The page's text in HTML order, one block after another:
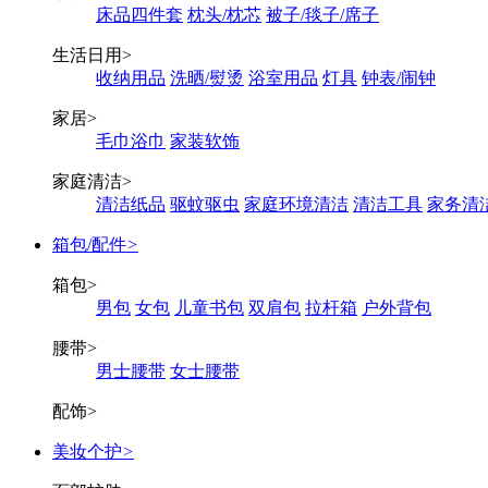
床品四件套 枕头/枕芯 被子/毯子/席子
生活日用>
收纳用品 洗晒/熨烫 浴室用品 灯具 钟表/闹钟
家居>
毛巾浴巾 家装软饰
家庭清洁>
清洁纸品 驱蚊驱虫 家庭环境清洁 清洁工具 家务清
箱包/配件>
箱包>
男包 女包 儿童书包 双肩包 拉杆箱 户外背包
腰带>
男士腰带 女士腰带
配饰>
美妆个护>